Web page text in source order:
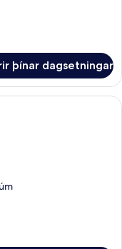
þínar dagsetningar
| Míníbar,